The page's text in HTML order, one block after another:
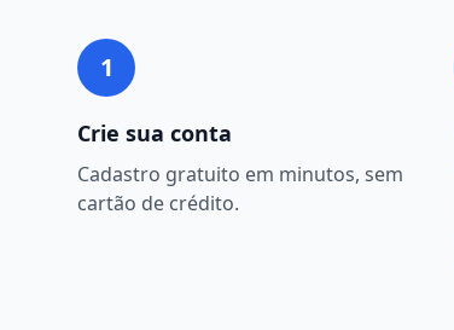
1
Crie sua conta
Cadastro gratuito em minutos, sem
cartão de crédito.